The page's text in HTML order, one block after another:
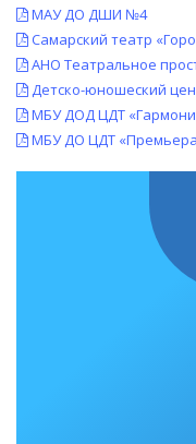
МАУ ДО ДШИ №4
Самарский театр
АНО Театральное
Детско-юношеский
МБУ ДОД ЦДТ
МБУ ДО ЦДТ